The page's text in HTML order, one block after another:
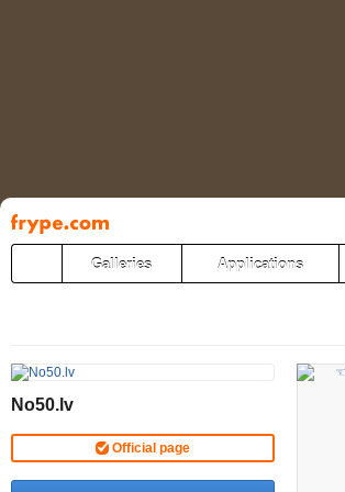
Pāriet
uz
saturu
Galleries Applications
No50.lv
Official page